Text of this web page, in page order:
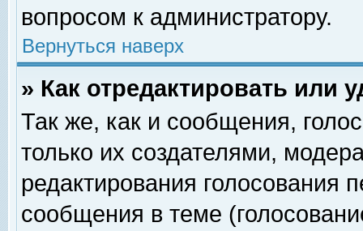
вопросом к администратору.
Вернуться наверх
» Как отредактировать или
Так же, как и сообщения,
только их создателями,
редактирования голосования
сообщения в теме